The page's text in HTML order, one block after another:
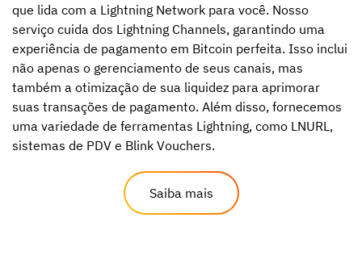
que lida com a Lightning Network para você. Nosso
serviço cuida dos Lightning Channels, garantindo uma
experiência de pagamento em Bitcoin perfeita. Isso inclui
não apenas o gerenciamento de seus canais, mas
também a otimização de sua liquidez para aprimorar
suas transações de pagamento. Além disso, fornecemos
uma variedade de ferramentas Lightning, como LNURL,
sistemas de PDV e Blink Vouchers.
Saiba mais